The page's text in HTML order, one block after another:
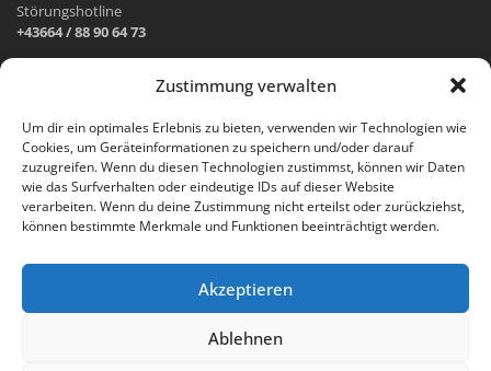
Zustimmung verwalten
Um dir ein optimales Erlebnis zu bieten, verwenden wir Technologien wie
Cookies, um Geräteinformationen zu speichern und/oder darauf
zuzugreifen. Wenn du diesen Technologien zustimmst, können wir Daten
wie das Surfverhalten oder eindeutige IDs auf dieser Website
verarbeiten. Wenn du deine Zustimmung nicht erteilst oder zurückziehst,
können bestimmte Merkmale und Funktionen beeinträchtigt werden.
Akzeptieren
Ablehnen
Störungshotline
+43664 / 88 90 64 73
Wr. Neustädter Straße 1
2733 Grünbach am Schneeberg
Öffnungszeiten Gemeindeamt:
Montag: 8.00 – 12.00 Uhr und 14.00 – 18.00 Uhr
Freitag: 8.00 – 12.00 Uhr
Email: